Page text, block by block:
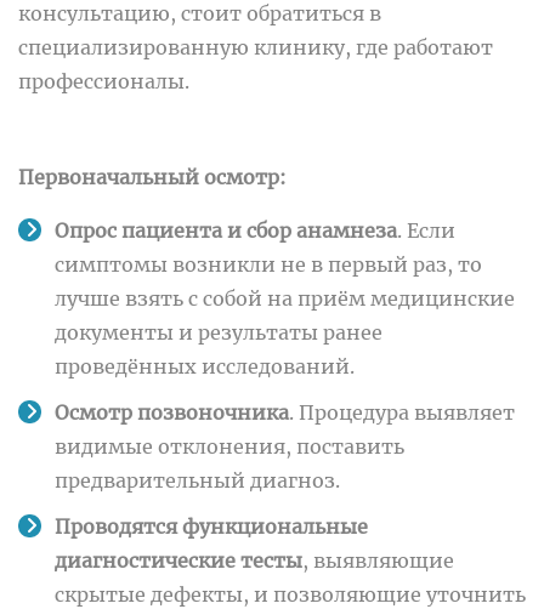
консультацию, стоит обратиться в
специализированную клинику, где работают
профессионалы.
Первоначальный осмотр:
Опрос пациента и сбор анамнеза. Если
симптомы возникли не в первый раз, то
лучше взять с собой на приём медицинские
документы и результаты ранее
проведённых исследований.
Осмотр позвоночника. Процедура выявляет
видимые отклонения, поставить
предварительный диагноз.
Проводятся функциональные
диагностические тесты, выявляющие
скрытые дефекты, и позволяющие уточнить